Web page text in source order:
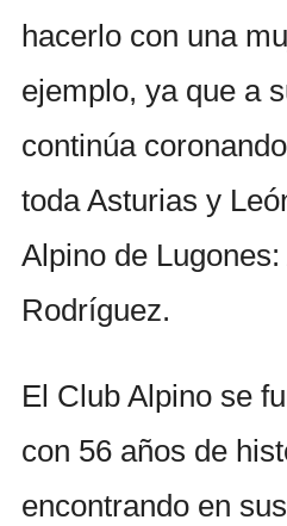
hacerlo con una
ejemplo, ya que a
continúa
toda Asturias y
Alpino de
Rodríguez.
El Club Alpino se
con 56 años de
encontrando en